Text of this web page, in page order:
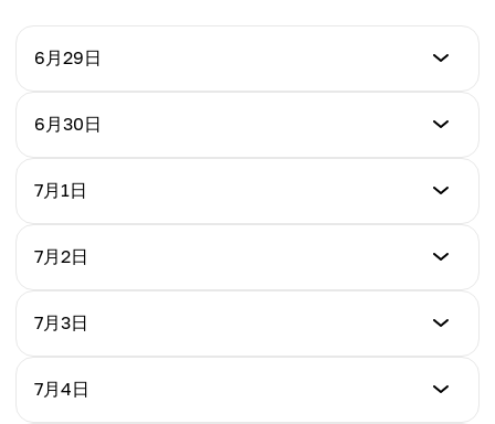
6月29日
价格 (USD)
日变化 %
6月30日
价格 (USD)
日变化 %
7月1日
价格 (USD)
日变化 %
7月2日
价格 (USD)
日变化 %
7月3日
价格 (USD)
7月4日